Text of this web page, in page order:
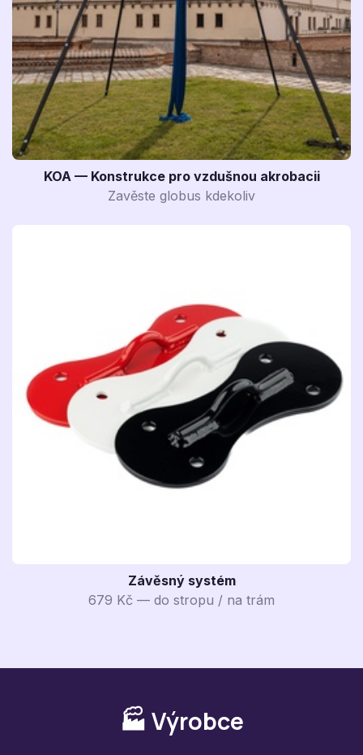
KOA — Konstrukce pro vzdušnou akrobacii
Zavěste globus kdekoliv
Závěsný systém
679 Kč — do stropu / na trám
🏭 Výrobce